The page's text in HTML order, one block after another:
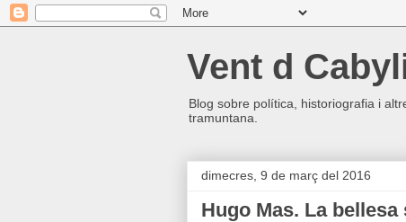
Vent d
Blog sobre política, historiografia i
tramuntana.
dimecres, 9 de març del 2016
Hugo Mas. La